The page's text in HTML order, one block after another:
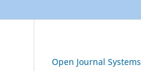
Open Journal Systems